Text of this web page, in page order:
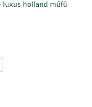
luxus holland műfű